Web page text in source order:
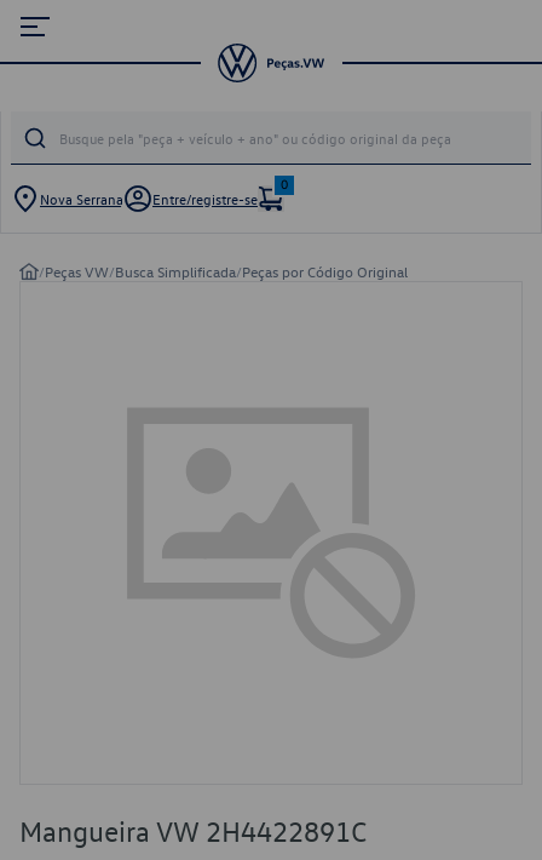
Nova Serrana Entre/registre-se
0
/Peças VW/Busca Simplificada/Peças por Código Original
Mangueira VW 2H4422891C